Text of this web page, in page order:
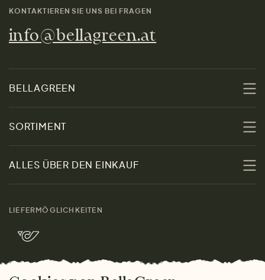
KONTAKTIEREN SIE UNS BEI FRAGEN
info@bellagreen.at
BELLAGREEN
Nachhaltigkeit
Kontakt
Marken
Bella Green Magazin
SORTIMENT
Damen
Herren
Wohnen
Geschenke
ALLES ÜBER DEN EINKAUF
LIEFERMÖGLICHKEITEN